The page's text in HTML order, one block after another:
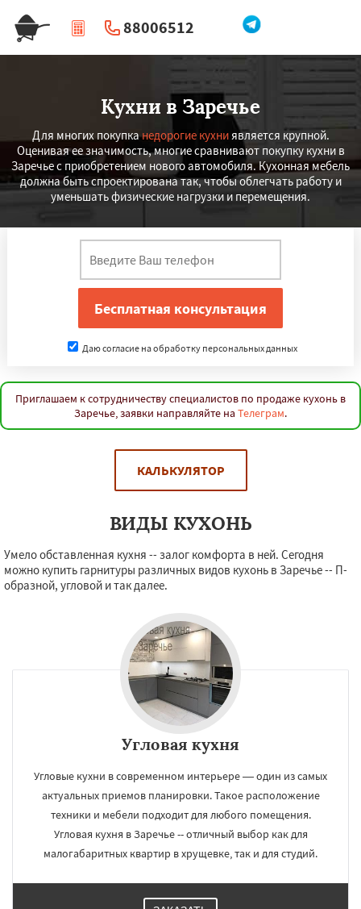
88006512
| Перезвоните мне
Кухни в Заречье
Для многих покупканедорогие кухниявляется крупной.
Оценивая ее значимость, многие сравнивают покупку кухни в
Заречье с приобретением нового автомобиля. Кухонная мебель
должна быть спроектирована так, чтобы облегчать работу и
уменьшать физические нагрузки и перемещения.
Даю согласие на обработку персональных данных
Приглашаем к сотрудничеству специалистов по продаже кухонь в
Заречье, заявки направляйте на Телеграм.
КАЛЬКУЛЯТОР
ВИДЫ КУХОНЬ
Умело обставленная кухня -- залог комфорта в ней. Сегодня
можно купить гарнитуры различных видов кухонь в Заречье -- П-
образной, угловой и так далее.
Угловая кухня
Угловые кухни в современном интерьере — один из самых
актуальных приемов планировки. Такое расположение
техники и мебели подходит для любого помещения.
Угловая кухня в Заречье -- отличный выбор как для
малогабаритных квартир в хрущевке, так и для студий.